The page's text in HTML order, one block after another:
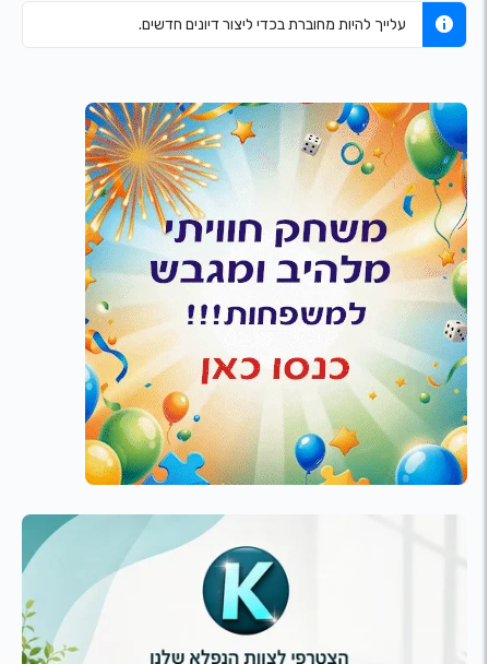
עלייך להיות מחוברת בכדי ליצור דיונים חדשים.